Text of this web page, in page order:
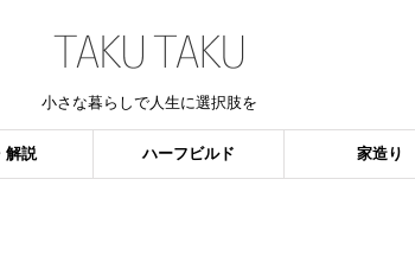
小さな暮らしで人生に選択肢を
解説 ハーフビルド 家造り